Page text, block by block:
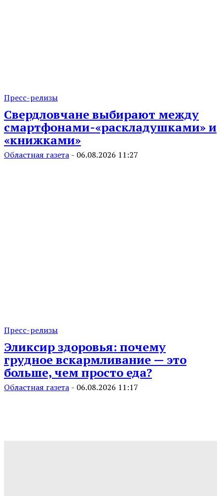
Пресс-релизы
Свердловчане выбирают между
смартфонами-«раскладушками» и
«книжками»
Областная газета - 06.08.2026 11:27
Пресс-релизы
Эликсир здоровья: почему
грудное вскармливание — это
больше, чем просто еда?
Областная газета - 06.08.2026 11:17